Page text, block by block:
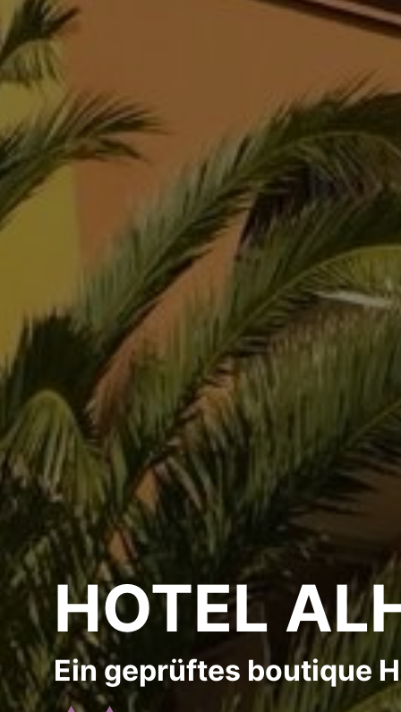
HOTEL
Ein geprüftes boutique